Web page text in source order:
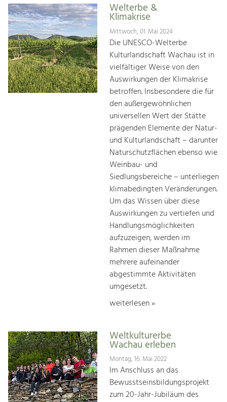
Welterbe &
Klimakrise
Mittwoch, 01. Mai 2024
Die UNESCO-Welterbe
Kulturlandschaft Wachau ist in
vielfältiger Weise von den
Auswirkungen der Klimakrise
betroffen. Insbesondere die für
den außergewöhnlichen
universellen Wert der Stätte
prägenden Elemente der Natur-
und Kulturlandschaft – darunter
Naturschutzflächen ebenso wie
Weinbau- und
Siedlungsbereiche – unterliegen
klimabedingten Veränderungen.
Um das Wissen über diese
Auswirkungen zu vertiefen und
Handlungsmöglichkeiten
aufzuzeigen, werden im
Rahmen dieser Maßnahme
mehrere aufeinander
abgestimmte Aktivitäten
umgesetzt.
weiterlesen »
Weltkulturerbe
Wachau erleben
Montag, 16. Mai 2022
Im Anschluss an das
Bewusstseinsbildungsprojekt
zum 20-Jahr-Jubiläum des